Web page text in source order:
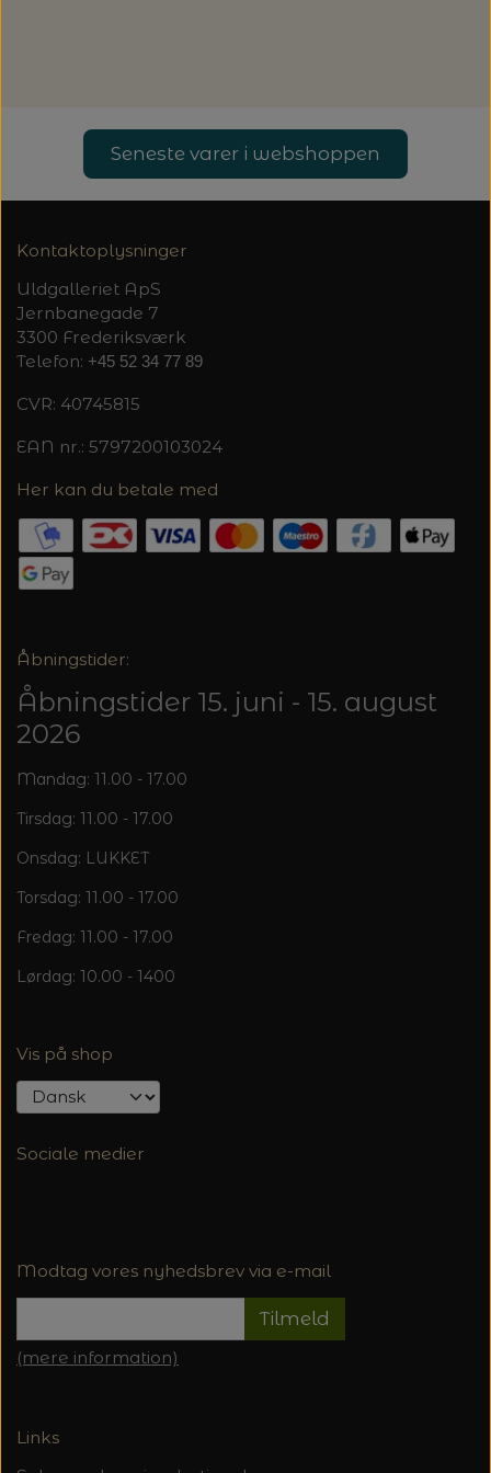
Seneste varer i webshoppen
Kontaktoplysninger
Uldgalleriet ApS
Jernbanegade 7
3300 Frederiksværk
Telefon: +45 52 34 77 89
CVR: 40745815
EAN nr.: 5797200103024
Her kan du betale med
Åbningstider:
Åbningstider 15. juni - 15. august
2026
Mandag: 11.00 - 17.00
Tirsdag: 11.00 - 17.00
Onsdag: LUKKET
Torsdag: 11.00 - 17.00
Fredag: 11.00 - 17.00
Lørdag: 10.00 - 1400
Vis på shop
Sociale medier
Modtag vores nyhedsbrev via e-mail
Tilmeld
(mere information)
Links